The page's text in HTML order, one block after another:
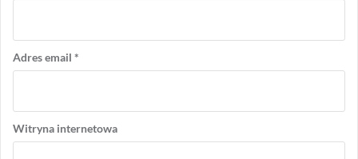
Adres email *
Witryna internetowa